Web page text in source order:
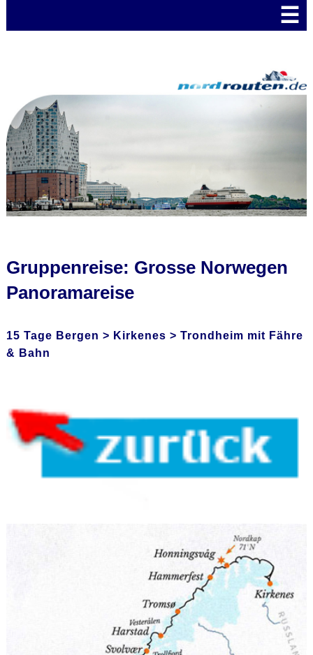
☰
Gruppenreise: Grosse Norwegen
Panoramareise
15 Tage Bergen > Kirkenes > Trondheim mit Fähre
& Bahn